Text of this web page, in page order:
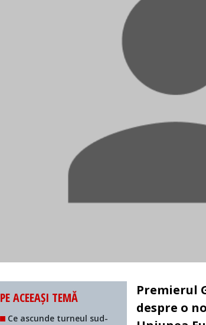
PE ACEEAȘI TEMĂ
Ce ascunde turneul sud-
Premierul
despre o